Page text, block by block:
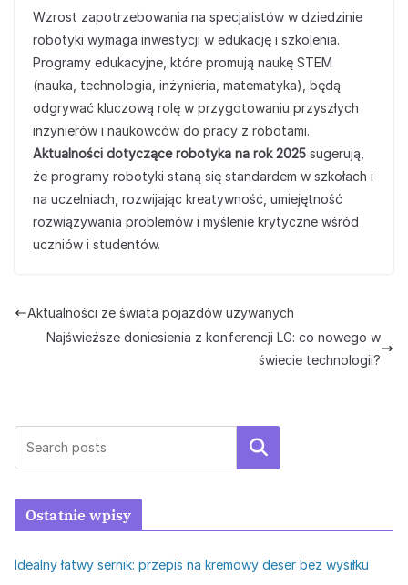
Wzrost zapotrzebowania na specjalistów w dziedzinie
robotyki wymaga inwestycji w edukację i szkolenia.
Programy edukacyjne, które promują naukę STEM
(nauka, technologia, inżynieria, matematyka), będą
odgrywać kluczową rolę w przygotowaniu przyszłych
inżynierów i naukowców do pracy z robotami.
Aktualności dotyczące robotyka na rok 2025 sugerują,
że programy robotyki staną się standardem w szkołach i
na uczelniach, rozwijając kreatywność, umiejętność
rozwiązywania problemów i myślenie krytyczne wśród
uczniów i studentów.
Aktualności ze świata pojazdów używanych
Najświeższe doniesienia z konferencji LG: co nowego w
świecie technologii?
Szukaj
Ostatnie wpisy
Idealny łatwy sernik: przepis na kremowy deser bez wysiłku